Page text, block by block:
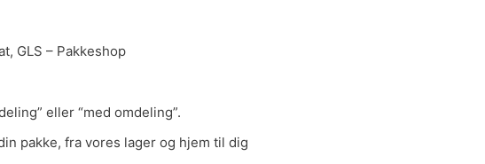
GLS – Pakkeshop
eller “med omdeling”.
pakke, fra vores lager og hjem til dig